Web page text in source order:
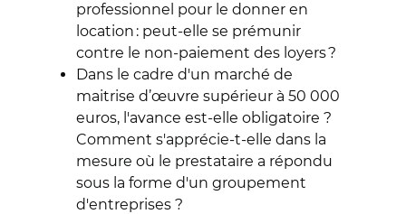
professionnel pour le donner en
location : peut-elle se prémunir
contre le non-paiement des loyers ?
Dans le cadre d'un marché de
maitrise d’œuvre supérieur à 50 000
euros, l'avance est-elle obligatoire ?
Comment s'apprécie-t-elle dans la
mesure où le prestataire a répondu
sous la forme d'un groupement
d'entreprises ?